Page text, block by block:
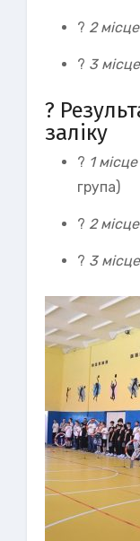
? 2 місце
? 3 місце
?
заліку
? 1 місце
група)
? 2 місце
? 3 місце